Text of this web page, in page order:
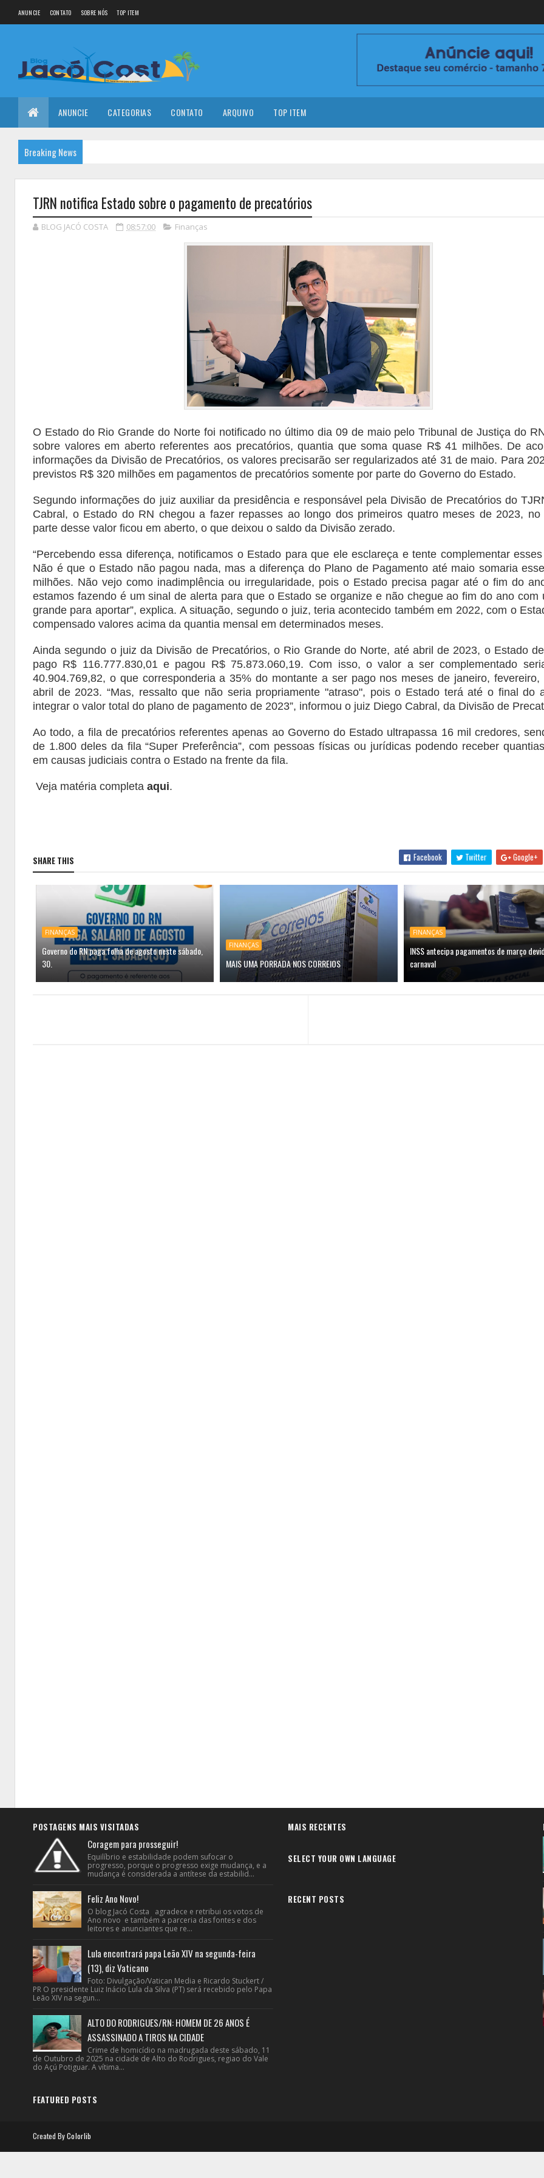
ANUNCIE CONTATO SOBRE NÓS TOP ITEM
ANUNCIE CATEGORIAS CONTATO ARQUIVO TOP ITEM
Breaking News
TJRN notifica Estado sobre o pagamento de precatórios
BLOG JACÓ COSTA 08:57:00 Finanças
O Estado do Rio Grande do Norte foi notificado no último dia 09 de maio pelo Tribunal de Justiça do
sobre valores em aberto referentes aos precatórios, quantia que soma quase R$ 41 milhões. De
informações da Divisão de Precatórios, os valores precisarão ser regularizados até 31 de maio. Para
previstos R$ 320 milhões em pagamentos de precatórios somente por parte do Governo do Estado.
Segundo informações do juiz auxiliar da presidência e responsável pela Divisão de Precatórios do
Cabral, o Estado do RN chegou a fazer repasses ao longo dos primeiros quatro meses de 2023, no
parte desse valor ficou em aberto, o que deixou o saldo da Divisão zerado.
“Percebendo essa diferença, notificamos o Estado para que ele esclareça e tente complementar
Não é que o Estado não pagou nada, mas a diferença do Plano de Pagamento até maio somaria
milhões. Não vejo como inadimplência ou irregularidade, pois o Estado precisa pagar até o fim do
estamos fazendo é um sinal de alerta para que o Estado se organize e não chegue ao fim do ano com
grande para aportar”, explica. A situação, segundo o juiz, teria acontecido também em 2022, com o
compensado valores acima da quantia mensal em determinados meses.
Ainda segundo o juiz da Divisão de Precatórios, o Rio Grande do Norte, até abril de 2023, o Estado
pago R$ 116.777.830,01 e pagou R$ 75.873.060,19. Com isso, o valor a ser complementado
40.904.769,82, o que corresponderia a 35% do montante a ser pago nos meses de janeiro, fevereiro,
abril de 2023. “Mas, ressalto que não seria propriamente "atraso", pois o Estado terá até o final do
integrar o valor total do plano de pagamento de 2023”, informou o juiz Diego Cabral, da Divisão de
Ao todo, a fila de precatórios referentes apenas ao Governo do Estado ultrapassa 16 mil credores,
de 1.800 deles da fila “Super Preferência”, com pessoas físicas ou jurídicas podendo receber
em causas judiciais contra o Estado na frente da fila.
Veja matéria completa aqui.
SHARE THIS Facebook Twitter Google+
FINANÇAS
Governo do RN paga folha de agosto neste sábado,
30.
FINANÇAS
MAIS UMA PORRADA NOS CORREIOS
FINANÇAS
INSS antecipa pagamentos de março
carnaval
POSTAGENS MAIS VISITADAS
Coragem para prosseguir!
Equilíbrio e estabilidade podem sufocar o
progresso, porque o progresso exige mudança, e a
mudança é considerada a antítese da estabilid...
Feliz Ano Novo!
O blog Jacó Costa agradece e retribui os votos de
Ano novo e também a parceria das fontes e dos
leitores e anunciantes que re...
Lula encontrará papa Leão XIV na segunda-feira
(13), diz Vaticano
Foto: Divulgação/Vatican Media e Ricardo Stuckert /
PR O presidente Luiz Inácio Lula da Silva (PT) será recebido pelo Papa
Leão XIV na segun...
ALTO DO RODRIGUES/RN: HOMEM DE 26 ANOS É
ASSASSINADO A TIROS NA CIDADE
Crime de homicídio na madrugada deste sábado, 11
de Outubro de 2025 na cidade de Alto do Rodrigues, regiao do Vale
do Açú Potiguar. A vítima...
FEATURED POSTS
MAIS RECENTES
SELECT YOUR OWN LANGUAGE
RECENT POSTS
Created ByColorlib